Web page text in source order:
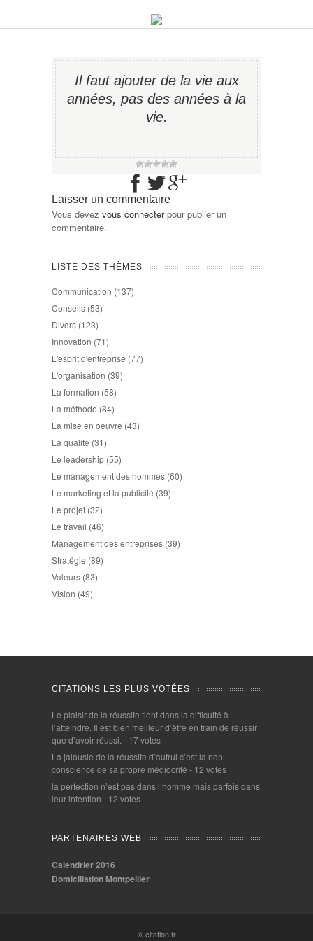
Il faut ajouter de la vie aux
années, pas des années à la
vie.
−
Laisser un commentaire
Vous devez vous connecterpour publier un
commentaire.
LISTE DES THÈMES
Communication (137)
Conseils (53)
Divers (123)
Innovation (71)
L'esprit d'entreprise (77)
L'organisation (39)
La formation (58)
La méthode (84)
La mise en oeuvre (43)
La qualité (31)
Le leadership (55)
Le management des hommes (60)
Le marketing et la publicité (39)
Le projet (32)
Le travail (46)
Management des entreprises (39)
Stratégie (89)
Valeurs (83)
Vision (49)
CITATIONS LES PLUS VOTÉES
Le plaisir de la réussite tient dans la difficulté à
l’atteindre. Il est bien meilleur d’être en train de réussir
que d’avoir réussi. - 17 votes
La jalousie de la réussite d’autrui c’est la non-
conscience de sa propre médiocrité - 12 votes
la perfection n’est pas dans l homme mais parfois dans
leur intention - 12 votes
PARTENAIRES WEB
Calendrier 2016
Domiciliation Montpellier
© citation.fr